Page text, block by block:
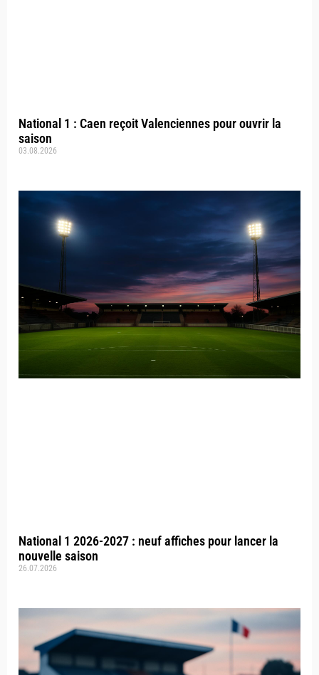
National 1 : Caen reçoit Valenciennes pour ouvrir la
saison
03.08.2026
National 1 2026-2027 : neuf affiches pour lancer la
nouvelle saison
26.07.2026